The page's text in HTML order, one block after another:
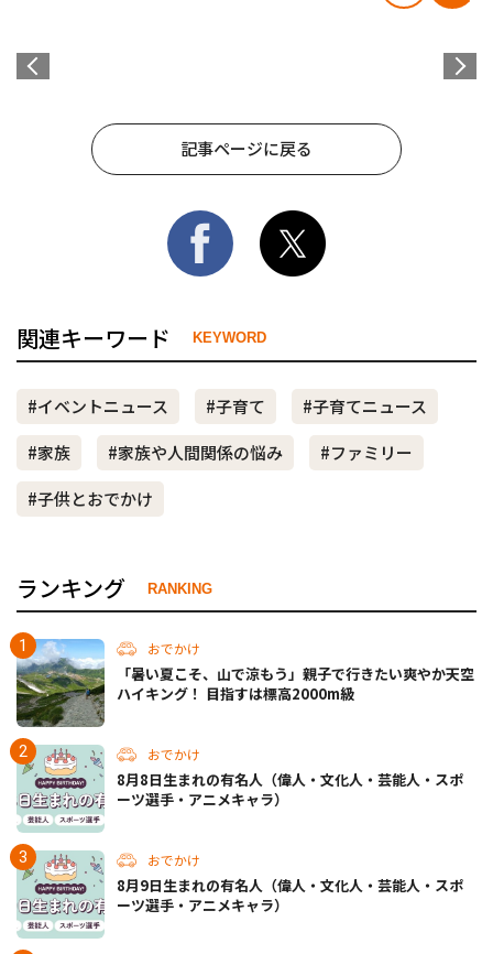
記事ページに戻る
関連キーワード KEYWORD
#イベントニュース #子育て
#子育てニュース
#家族
#家族や人間関係の悩み
#ファミリー
#子供とおでかけ
ランキング RANKING
おでかけ
「暑い夏こそ、山で涼もう」親子で行きたい爽やか天空
ハイキング！ 目指すは標高2000m級
おでかけ
8月8日生まれの有名人（偉人・文化人・芸能人・スポ
ーツ選手・アニメキャラ）
おでかけ
8月9日生まれの有名人（偉人・文化人・芸能人・スポ
ーツ選手・アニメキャラ）